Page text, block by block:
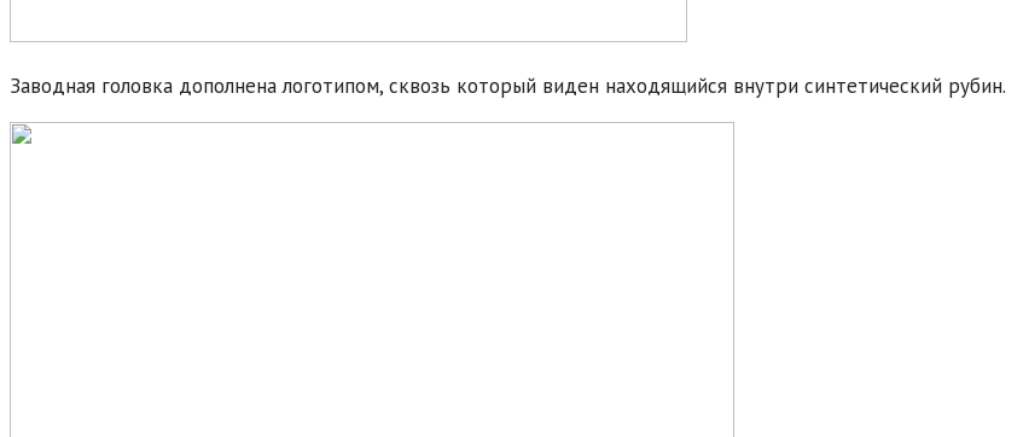
Заводная головка дополнена логотипом, сквозь который виден находящийся внутри синтетический рубин.